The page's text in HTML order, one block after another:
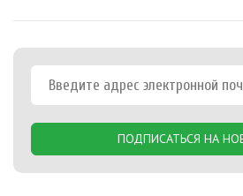
ПОДПИСАТЬСЯ НА